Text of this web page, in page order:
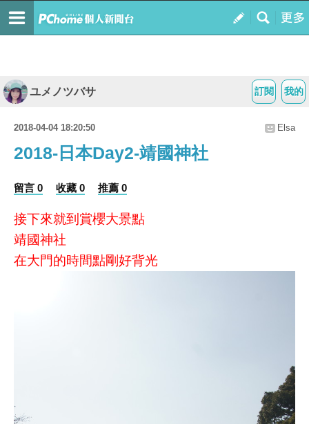
我的
訂閱
ユメノツバサ
2018-04-04 18:20:50 Elsa
2018-日本Day2-靖國神社
留言 0 收藏 0 推薦 0
接下來就到賞櫻大景點
靖國神社
在大門的時間點剛好背光